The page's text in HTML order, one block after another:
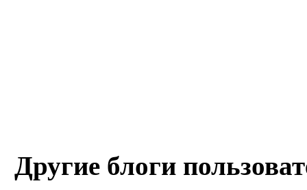
Другие блоги